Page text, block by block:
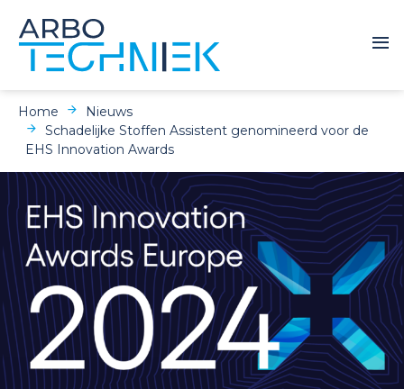
Home
Nieuws
Schadelijke Stoffen Assistent genomineerd voor de
EHS Innovation Awards